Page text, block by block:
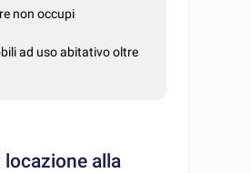
non occupi
ad uso abitativo oltre
alla